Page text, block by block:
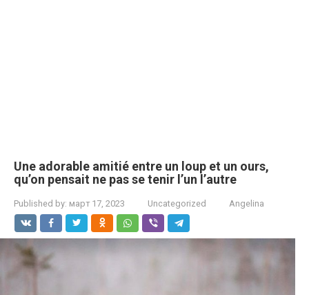
Une adorable amitié entre un loup et un ours,
qu’on pensait ne pas se tenir l’un l’autre
Published by: март 17, 2023 Uncategorized Angelina